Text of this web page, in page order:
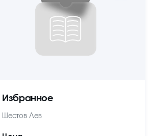
Избранное
Шестов Лев